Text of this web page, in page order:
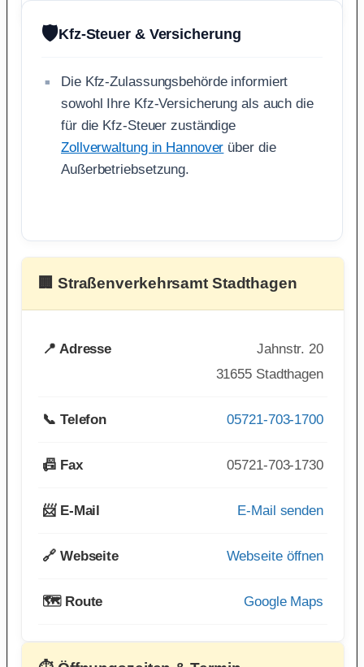
🛡️Kfz-Steuer & Versicherung
Die Kfz-Zulassungsbehörde informiert
sowohl Ihre Kfz-Versicherung als auch die
für die Kfz-Steuer zuständige
Zollverwaltung in Hannover über die
Außerbetriebsetzung.
🏢 Straßenverkehrsamt Stadthagen
📍 Adresse
Jahnstr. 20
31655 Stadthagen
📞 Telefon 05721-703-1700
📠 Fax 05721-703-1730
📨 E-Mail E-Mail senden
🔗 Webseite Webseite öffnen
🗺️ Route Google Maps